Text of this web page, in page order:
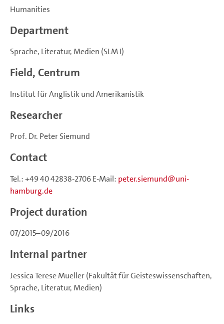
Humanities
Department
Sprache, Literatur, Medien (SLM I)
Field, Centrum
Institut für Anglistik und Amerikanistik
Researcher
Prof. Dr. Peter Siemund
Contact
Tel.: +49 40 42838-2706 E-Mail: peter.siemund
uni-
hamburg.de
Project duration
07/2015–09/2016
Internal partner
Jessica Terese Mueller (Fakultät für Geisteswissenschaften,
Sprache, Literatur, Medien)
Links